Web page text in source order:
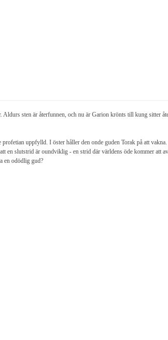
Aldurs sten är återfunnen, och nu är Garion krönts till kung sitter
profetian uppfylld. I öster håller den onde guden Torak på att
en slutstrid är oundviklig - en strid där världens öde kommer att
en odödlig gud?